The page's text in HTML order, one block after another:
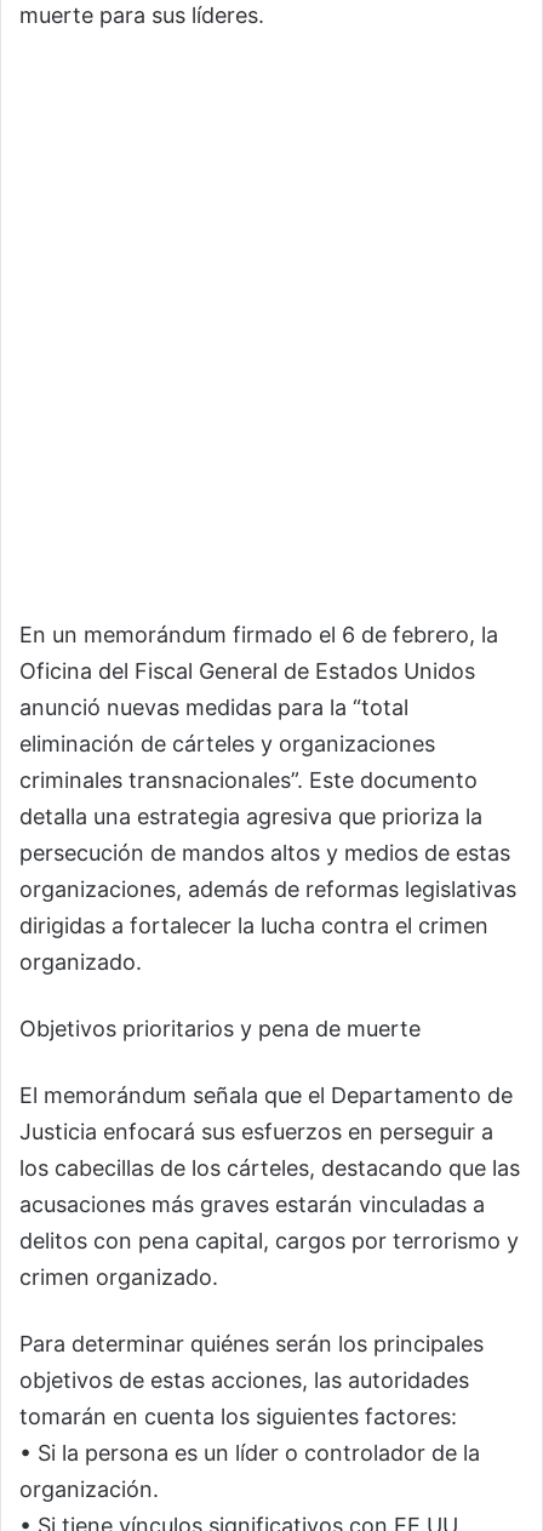
muerte para sus líderes.
En un memorándum firmado el 6 de febrero, la
Oficina del Fiscal General de Estados Unidos
anunció nuevas medidas para la “total
eliminación de cárteles y organizaciones
criminales transnacionales”. Este documento
detalla una estrategia agresiva que prioriza la
persecución de mandos altos y medios de estas
organizaciones, además de reformas legislativas
dirigidas a fortalecer la lucha contra el crimen
organizado.
Objetivos prioritarios y pena de muerte
El memorándum señala que el Departamento de
Justicia enfocará sus esfuerzos en perseguir a
los cabecillas de los cárteles, destacando que las
acusaciones más graves estarán vinculadas a
delitos con pena capital, cargos por terrorismo y
crimen organizado.
Para determinar quiénes serán los principales
objetivos de estas acciones, las autoridades
tomarán en cuenta los siguientes factores:
• Si la persona es un líder o controlador de la
organización.
• Si tiene vínculos significativos con EE.UU.,